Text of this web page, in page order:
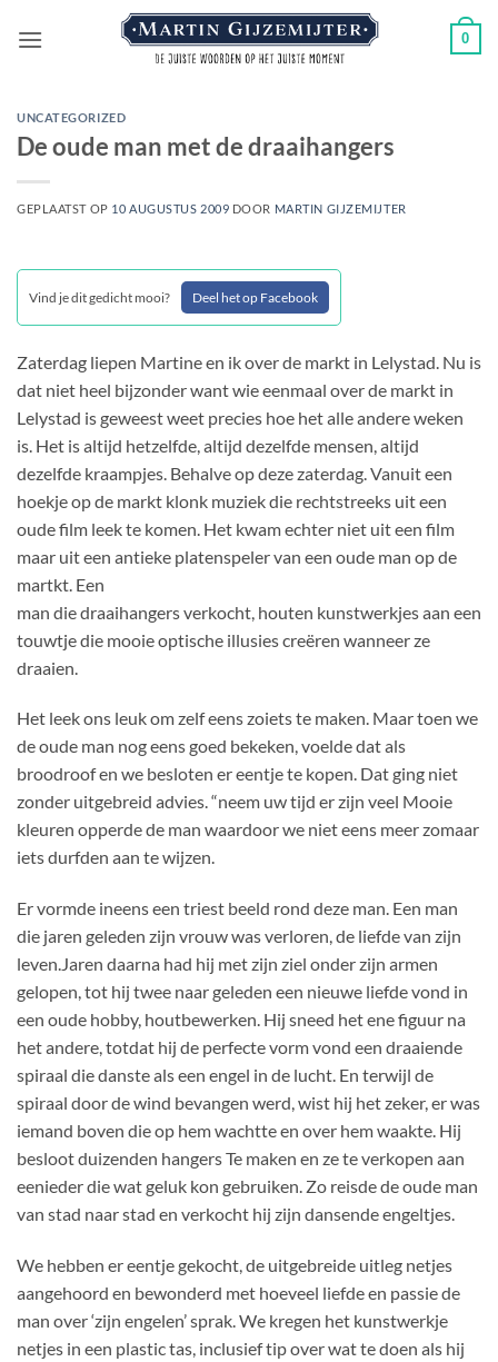
naar
0
UNCATEGORIZED
De oude man met de draaihangers
GEPLAATST OP 10 AUGUSTUS 2009 DOOR MARTIN GIJZEMIJTER
Vind je dit gedicht mooi? Deel het op Facebook
Zaterdag liepen Martine en ik over de markt in Lelystad. Nu is
dat niet heel bijzonder want wie eenmaal over de markt in
Lelystad is geweest weet precies hoe het alle andere weken
is. Het is altijd hetzelfde, altijd dezelfde mensen, altijd
dezelfde kraampjes. Behalve op deze zaterdag. Vanuit een
hoekje op de markt klonk muziek die rechtstreeks uit een
oude film leek te komen. Het kwam echter niet uit een film
maar uit een antieke platenspeler van een oude man op de
martkt. Een
man die draaihangers verkocht, houten kunstwerkjes aan een
touwtje die mooie optische illusies creëren wanneer ze
draaien.
Het leek ons leuk om zelf eens zoiets te maken. Maar toen we
de oude man nog eens goed bekeken, voelde dat als
broodroof en we besloten er eentje te kopen. Dat ging niet
zonder uitgebreid advies. “neem uw tijd er zijn veel Mooie
kleuren opperde de man waardoor we niet eens meer zomaar
iets durfden aan te wijzen.
Er vormde ineens een triest beeld rond deze man. Een man
die jaren geleden zijn vrouw was verloren, de liefde van zijn
leven.Jaren daarna had hij met zijn ziel onder zijn armen
gelopen, tot hij twee naar geleden een nieuwe liefde vond in
een oude hobby, houtbewerken. Hij sneed het ene figuur na
het andere, totdat hij de perfecte vorm vond een draaiende
spiraal die danste als een engel in de lucht. En terwijl de
spiraal door de wind bevangen werd, wist hij het zeker, er was
iemand boven die op hem wachtte en over hem waakte. Hij
besloot duizenden hangers Te maken en ze te verkopen aan
eenieder die wat geluk kon gebruiken. Zo reisde de oude man
van stad naar stad en verkocht hij zijn dansende engeltjes.
We hebben er eentje gekocht, de uitgebreide uitleg netjes
aangehoord en bewonderd met hoeveel liefde en passie de
man over ‘zijn engelen’ sprak. We kregen het kunstwerkje
netjes in een plastic tas, inclusief tip over wat te doen als hij